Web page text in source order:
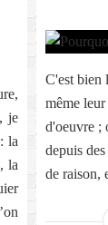
je
la
la
C'est bien
même
d'oeuvre ;
depuis
de raison,